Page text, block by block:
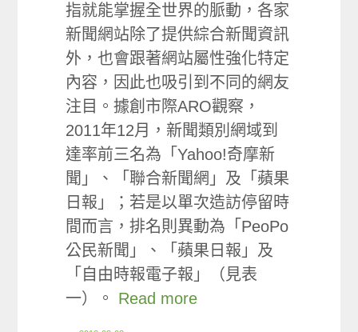
指就能掌握全世界的脈動，各家
新聞網站除了提供綜合新聞資訊
外，也會跟著網站屬性強化特定
內容，因此也吸引到不同的網友
注目。據創市際ARO觀察，
2011年12月，新聞類別網域到
達率前三名為「Yahoo!奇摩新
聞」、「聯合新聞網」及「蘋果
日報」；若是以單次造訪停留時
間而言，排名則異動為「PeoPo
公民新聞」、「蘋果日報」及
「自由時報電子報」（見表
一）。 Read more